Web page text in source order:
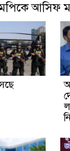
আসিফ